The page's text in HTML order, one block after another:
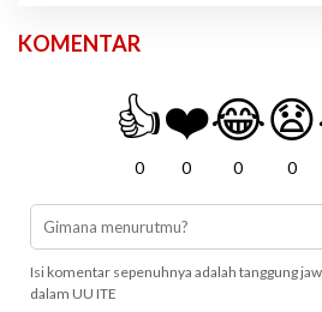
KOMENTAR
👍
0
❤️
0
😂
0
😧
0
Isi komentar sepenuhnya adalah tanggung
dalam UU ITE